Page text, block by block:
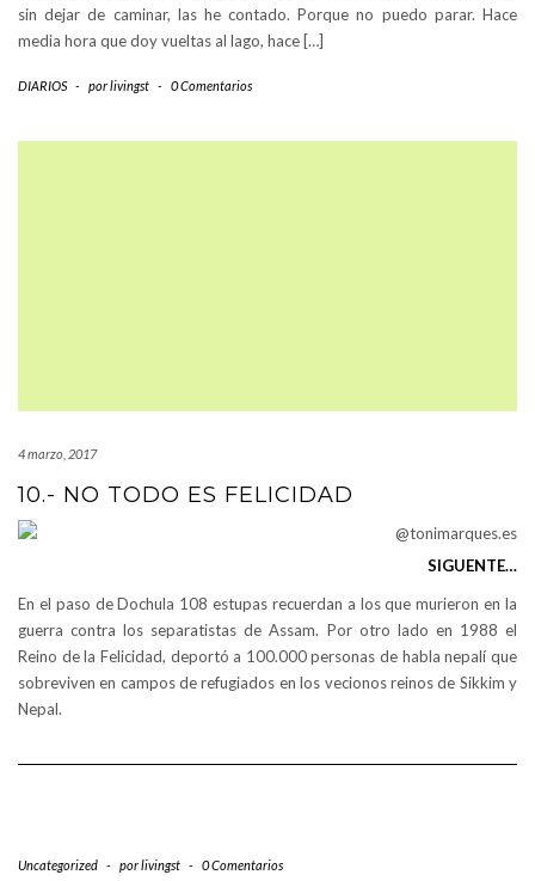
sin dejar de caminar, las he contado. Porque no puedo parar. Hace
media hora que doy vueltas al lago, hace […]
DIARIOS - porlivingst - 0 Comentarios
4 marzo, 2017
10.- NO TODO ES FELICIDAD
SIGUENTE…
En el paso de Dochula 108 estupas recuerdan a los que murieron en la
guerra contra los separatistas de Assam. Por otro lado en 1988 el
Reino de la Felicidad, deportó a 100.000 personas de habla nepalí que
sobreviven en campos de refugiados en los vecionos reinos de Sikkim y
Nepal.
Uncategorized - porlivingst - 0 Comentarios